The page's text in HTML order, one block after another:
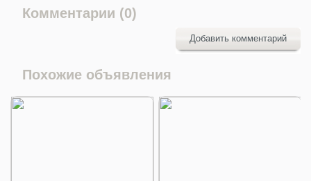
Комментарии (0)
Добавить комментарий
Похожие объявления